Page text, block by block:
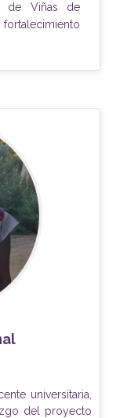
de Viñas de
universitaria,
del proyecto